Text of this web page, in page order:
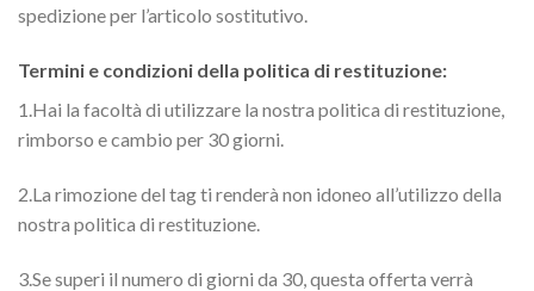
spedizione per l’articolo sostitutivo.
Termini e condizioni della politica di restituzione:
1.Hai la facoltà di utilizzare la nostra politica di restituzione,
rimborso e cambio per 30 giorni.
2.La rimozione del tag ti renderà non idoneo all’utilizzo della
nostra politica di restituzione.
3.Se superi il numero di giorni da 30, questa offerta verrà